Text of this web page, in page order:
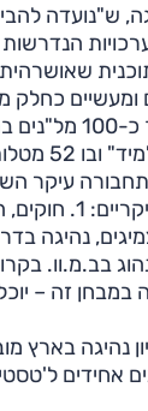
ש"נועדה
הנדרשות
השר נוקב בתאריך מאי
ומעשיים
הערכות משרד
20 ל-40
עיקר
החלקה,
בב.מ.וו.
במבחן זה –
בארץ
אחידים